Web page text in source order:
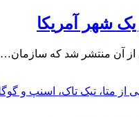
شهر آمریکا
از آن منتشر شد که سازمان…